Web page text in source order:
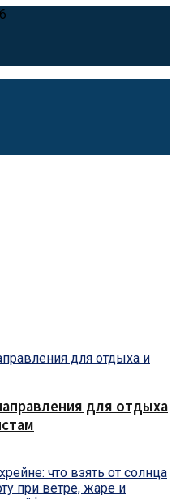
для отдыха